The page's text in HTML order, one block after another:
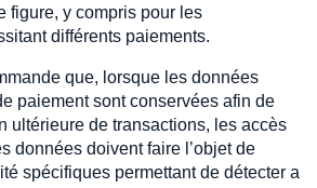
figure, y compris pour les
différents paiements.
que, lorsque les données
paiement sont conservées afin de
ultérieure de transactions, les accès
données doivent faire l’objet de
spécifiques permettant de détecter a